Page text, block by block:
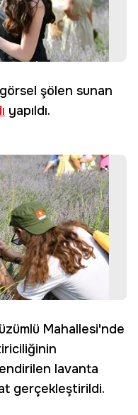
şölen sunan
yapıldı.
Mahallesi'nde
lavanta
gerçekleştirildi.